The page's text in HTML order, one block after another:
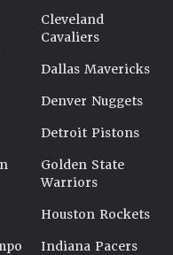
Cleveland
Cavaliers
Dallas Mavericks
Denver Nuggets
Detroit Pistons
Golden State
Warriors
Houston Rockets
Indiana Pacers